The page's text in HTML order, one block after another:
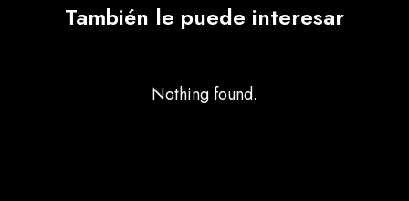
También le puede interesar
Nothing found.